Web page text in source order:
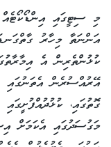
މި ސިޓީގައި
ކުޅުންތެރިން އެ
އޭރުއްސުރެން އެތަނުގައި
ގޮތުގައި،
މަގުސަދުގައި އެކަމަށް